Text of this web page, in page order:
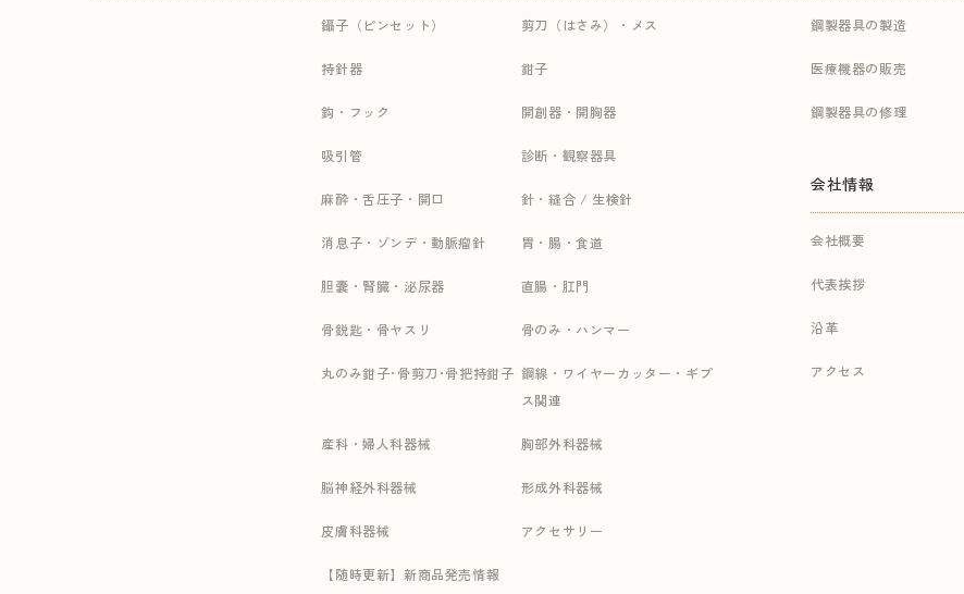
鑷子（ピンセット） 剪刀（はさみ）・メス
持針器 鉗子
鈎・フック 開創器・開胸器
吸引管 診断・観察器具
麻酔・舌圧子・開口 針・縫合 / 生検針
消息子・ゾンデ・動脈瘤針 胃・腸・食道
胆嚢・腎臓・泌尿器 直腸・肛門
骨鋭匙・骨ヤスリ 骨のみ・ハンマー
丸のみ鉗子･骨剪刀･骨把持鉗子 鋼線・ワイヤーカッター・ギプ
ス関連
産科・婦人科器械 胸部外科器械
脳神経外科器械 形成外科器械
皮膚科器械 アクセサリー
【随時更新】新商品発売情報
鋼製器具の製造
医療機器の販売
鋼製器具の修理
会社情報
会社概要
代表挨拶
沿革
アクセス